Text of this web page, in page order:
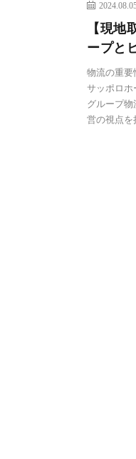
【現
ープと
物流の重要
サッポロホ
グループ
営の視点を